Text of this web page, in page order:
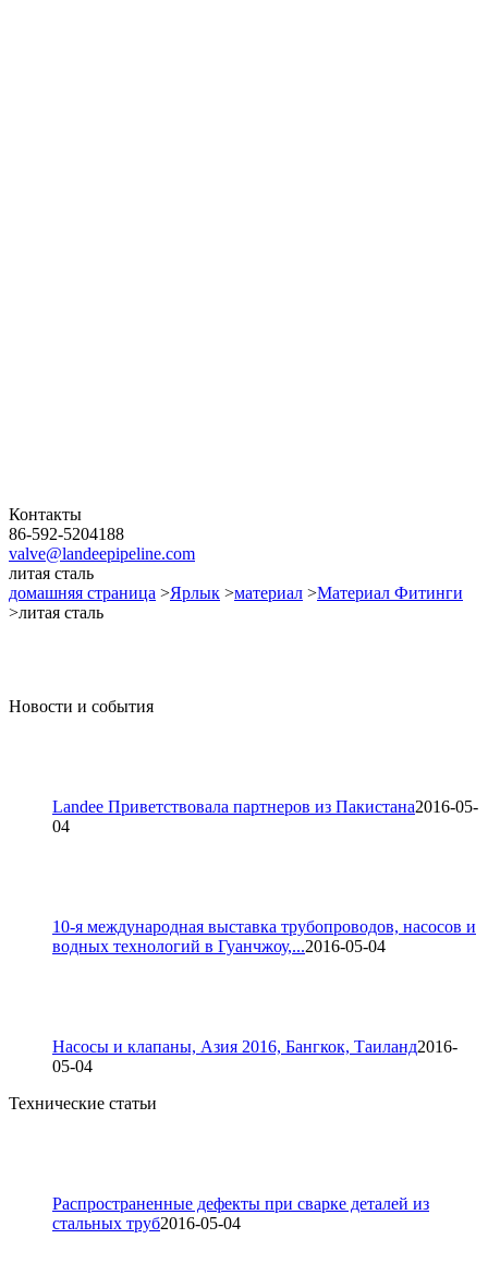
Контакты
86-592-5204188
valve@landeepipeline.com
литая сталь
домашняя страница >Ярлык >материал >Материал Фитинги
>литая сталь
Новости и события
Landee Приветствовала партнеров из Пакистана2016-05-
04
10-я международная выставка трубопроводов, насосов и
водных технологий в Гуанчжоу,...2016-05-04
Насосы и клапаны, Азия 2016, Бангкок, Таиланд2016-
05-04
Технические статьи
Распространенные дефекты при сварке деталей из
стальных труб2016-05-04